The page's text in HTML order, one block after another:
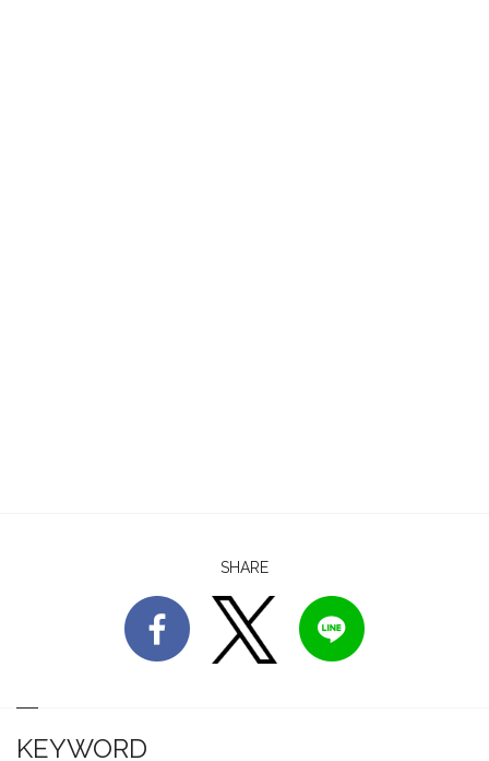
SHARE
KEYWORD